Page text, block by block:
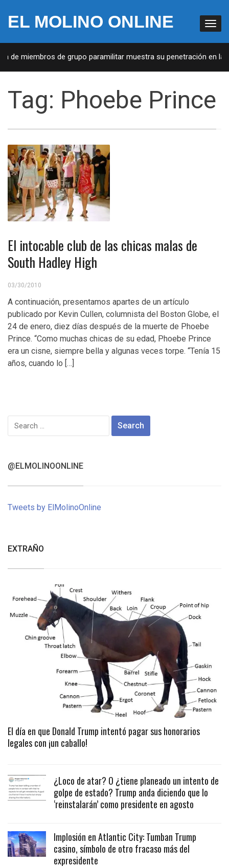
EL MOLINO ONLINE
de miembros de grupo paramilitar muestra su penetración en la
Tag: Phoebe Prince
El intocable club de las chicas malas de
South Hadley High
03/30/2010
A continuación, presentamos apartes de un artículo
publicado por Kevin Cullen, columnista del Boston Globe, el
24 de enero, diez días después de la muerte de Phoebe
Prince. “Como muchas chicas de su edad, Phoebe Prince
era un cisne, siempre bella y algunas veces torpe. “Tenía 15
años, cuando lo […]
Search
for:
@ELMOLINOONLINE
Tweets by ElMolinoOnline
EXTRAÑO
El día en que Donald Trump intentó pagar sus honorarios
legales con ¡un caballo!
¿Loco de atar? O ¿tiene planeado un intento de
golpe de estado? Trump anda diciendo que lo
‘reinstalarán’ como presidente en agosto
Implosión en Atlantic City: Tumban Trump
casino, símbolo de otro fracaso más del
expresidente